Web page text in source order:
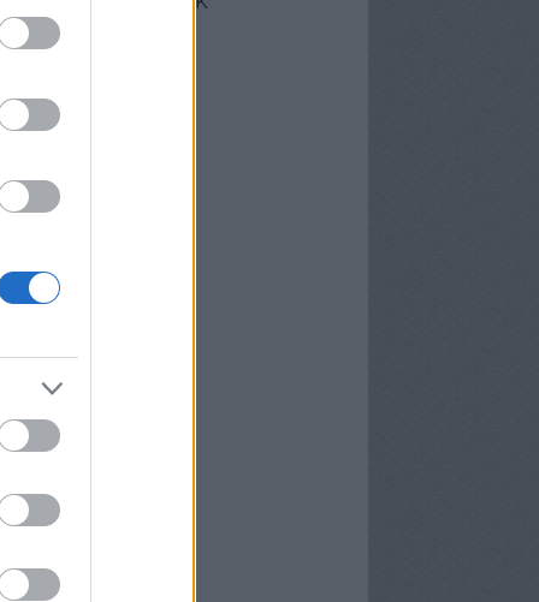
írták
Tamás
Gábor
Ubul
József
György
Tibor
Bence